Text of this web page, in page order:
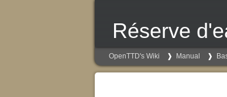
Réserve
OpenTTD's Wiki Manual